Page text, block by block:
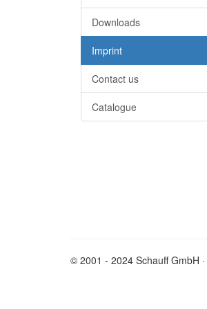
Downloads
Imprint
Contact us
Catalogue
© 2001 - 2024 Schauff GmbH ·